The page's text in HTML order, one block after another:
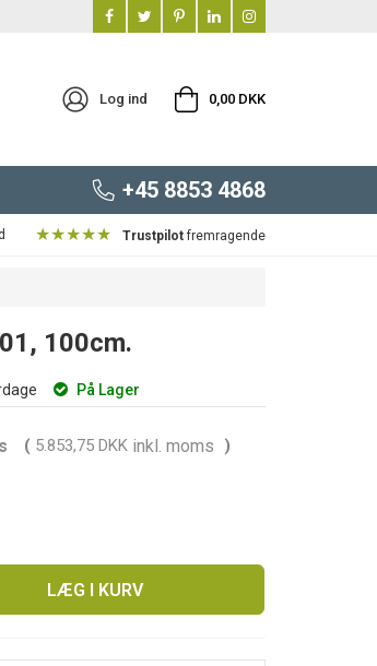
Log ind 0,00 DKK
+45 8853 4868
★★★★★ Trustpilotfremragende
100cm.
På Lager
( 5.853,75 DKK inkl. moms )
LÆG I KURV